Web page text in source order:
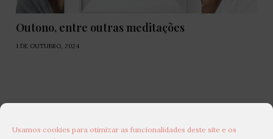
Usamos cookies para otimizar as funcionalidades deste site e os
Outono, entre outras meditações
1 DE OUTUBRO, 2024